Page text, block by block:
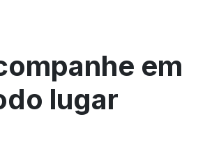
em
lugar